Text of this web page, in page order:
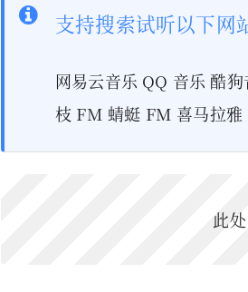
支持搜索试听以下网
网易云音乐 QQ 音乐 酷
枝 FM 蜻蜓 FM 喜马拉
此